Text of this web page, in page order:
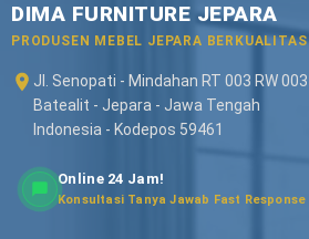
DIMA FURNITURE JEPARA
PRODUSEN MEBEL JEPARA BERKUALITAS
Jl. Senopati - Mindahan RT 003 RW 003
Batealit - Jepara - Jawa Tengah
Indonesia - Kodepos 59461
Online 24 Jam!
Konsultasi Tanya Jawab Fast Response